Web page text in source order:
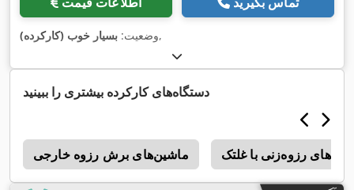
وضعیت: بسیار خوب (کارکرده) ,
دستگاه‌های کارکرده بیشتری را ببینید
ماشین‌های برش رزوه خارجی رزوه‌زنی با غلتک